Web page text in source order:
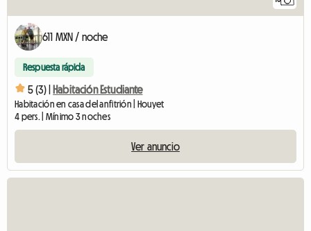
611 MXN / noche
Respuesta rápida
5 (3) | Habitación Estudiante
Habitación en casa del anfitrión | Houyet
4 pers. | Mínimo 3 noches
Ver anuncio